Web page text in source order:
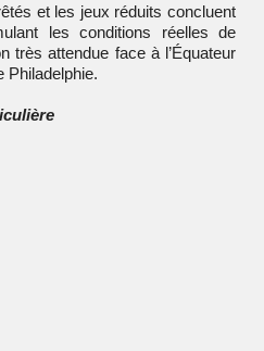
et les jeux réduits concluent
les conditions réelles de
très attendue face à l’Équateur
Philadelphie.